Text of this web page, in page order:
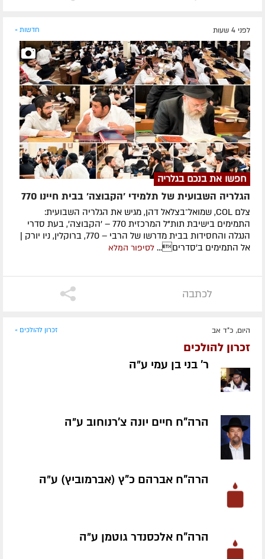
לפני 4 שעות חדשות »
חפשו את בנכם בגלריה
הגלריה השבועית של תלמידי 'הקבוצה' בבית חיינו 770
צלם COL, שמואל־בצלאל דהן, מגיש את הגלריה השבועית:
התמימים בישיבת תות"ל המרכזית 770 – 'הקבוצה', בעת סדרי
הנגלה והחסידות בבית מדרשו של הרבי – 770, ברוקלין, ניו יורק |
אל התמימים ב'סדרים... לסיפור המלא
לכתבה
היום, כ"ד אב זכרון להולכים »
זכרון להולכים
ר' בני בן עמי ע״ה
הרה"ח חיים יונה צ'רנוחוב ע״ה
הרה"ח אברהם כ"ץ (אברמוביץ) ע״ה
הרה"ח אלכסנדר גוטמן ע״ה